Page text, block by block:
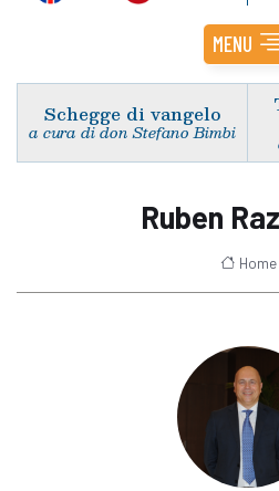
MENU
Schegge di vangelo
a cura di don Stefano Bimbi
Ruben
Home